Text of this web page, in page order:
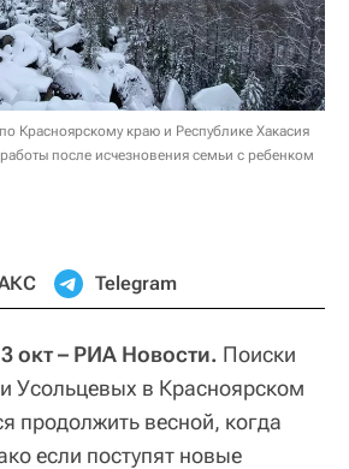
Красноярскому краю и Республике Хакасия
после исчезновения семьи с ребенком
Telegram
окт – РИА Новости. Поиски
Усольцевых в Красноярском
продолжить весной, когда
если поступят новые